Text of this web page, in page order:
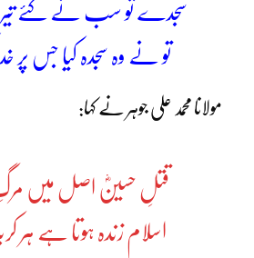
سجدے تو سب نے کئے تیرا
تو نے وہ سجدہ کیا جس پر
مولانا محمد علی جوہر نے کہا:
قتلِ حسینؓ اصل میں
اسلام زندہ ہوتا ہے ہر